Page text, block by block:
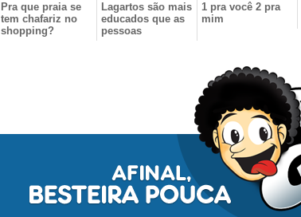
Pra que praia se
tem chafariz no
shopping?
Lagartos são mais
educados que as
pessoas
1 pra você 2 pra
mim